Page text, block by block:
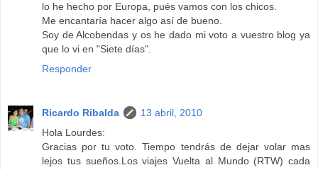
lo he hecho por Europa, pués vamos con los chicos.
Me encantaría hacer algo así de bueno.
Soy de Alcobendas y os he dado mi voto a vuestro blog ya
que lo vi en "Siete días".
Responder
Ricardo Ribalda
13 abril, 2010
Hola Lourdes:
Gracias por tu voto. Tiempo tendrás de dejar volar mas
lejos tus sueños.Los viajes Vuelta al Mundo (RTW) cada